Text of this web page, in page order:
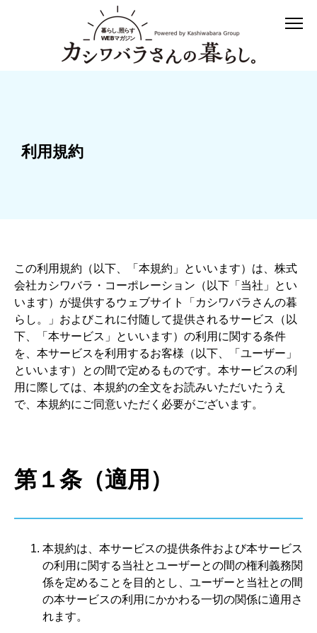
利用規約
この利用規約（以下、「本規約」といいます）は、株式
会社カシワバラ・コーポレーション（以下「当社」とい
います）が提供するウェブサイト「カシワバラさんの暮
らし。」およびこれに付随して提供されるサービス（以
下、「本サービス」といいます）の利用に関する条件
を、本サービスを利用するお客様（以下、「ユーザー」
といいます）との間で定めるものです。本サービスの利
用に際しては、本規約の全文をお読みいただいたうえ
で、本規約にご同意いただく必要がございます。
第１条（適用）
本規約は、本サービスの提供条件および本サービス
の利用に関する当社とユーザーとの間の権利義務関
係を定めることを目的とし、ユーザーと当社との間
の本サービスの利用にかかわる一切の関係に適用さ
れます。